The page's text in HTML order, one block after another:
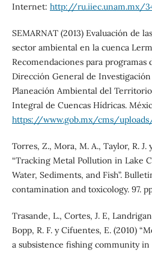
Internet: http://ru.iiec.unam.mx/
SEMARNAT (2013) Evaluación de
sector ambiental en la cuenca
Recomendaciones para programas
Dirección General de
Planeación Ambiental del
Integral de Cuencas Hídricas.
https://www.gob.mx/cms/
Torres, Z., Mora, M. A., Taylor, R. J.
“Tracking Metal Pollution in Lake
Water, Sediments, and Fish”.
contamination and toxicology. 97.
Trasande, L., Cortes, J. E,
Bopp, R. F. y Cifuentes, E. (2010)
a subsistence fishing community in